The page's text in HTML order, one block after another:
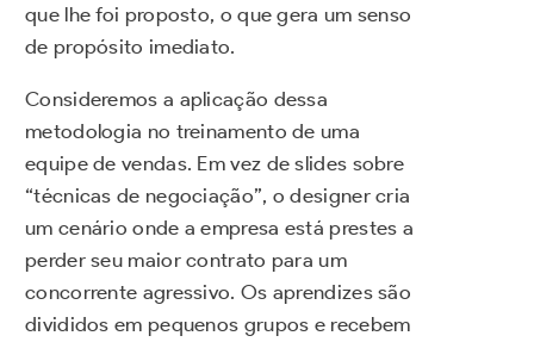
que lhe foi proposto, o que gera um senso
de propósito imediato.
Consideremos a aplicação dessa
metodologia no treinamento de uma
equipe de vendas. Em vez de slides sobre
“técnicas de negociação”, o designer cria
um cenário onde a empresa está prestes a
perder seu maior contrato para um
concorrente agressivo. Os aprendizes são
divididos em pequenos grupos e recebem